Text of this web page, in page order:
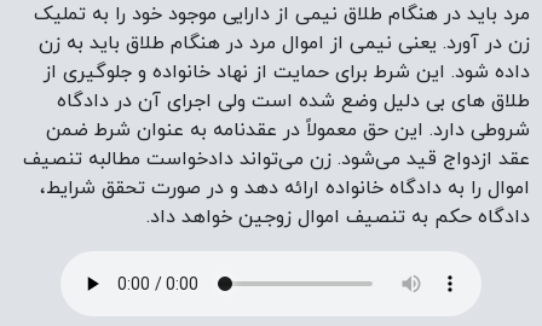
مرد باید در هنگام طلاق نیمی از دارایی موجود خود را به تملیک
زن در آورد. یعنی نیمی از اموال مرد در هنگام طلاق باید به زن
داده شود. این شرط برای حمایت از نهاد خانواده و جلوگیری از
طلاق های بی دلیل وضع شده است ولی اجرای آن در دادگاه
شروطی دارد. این حق معمولاً در عقدنامه به عنوان شرط ضمن
عقد ازدواج قید می‌شود. زن می‌تواند دادخواست مطالبه تنصیف
اموال را به دادگاه خانواده ارائه دهد و در صورت تحقق شرایط،
دادگاه حکم به تنصیف اموال زوجین خواهد داد.